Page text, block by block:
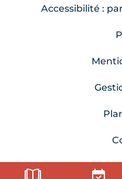
Accessibilité :